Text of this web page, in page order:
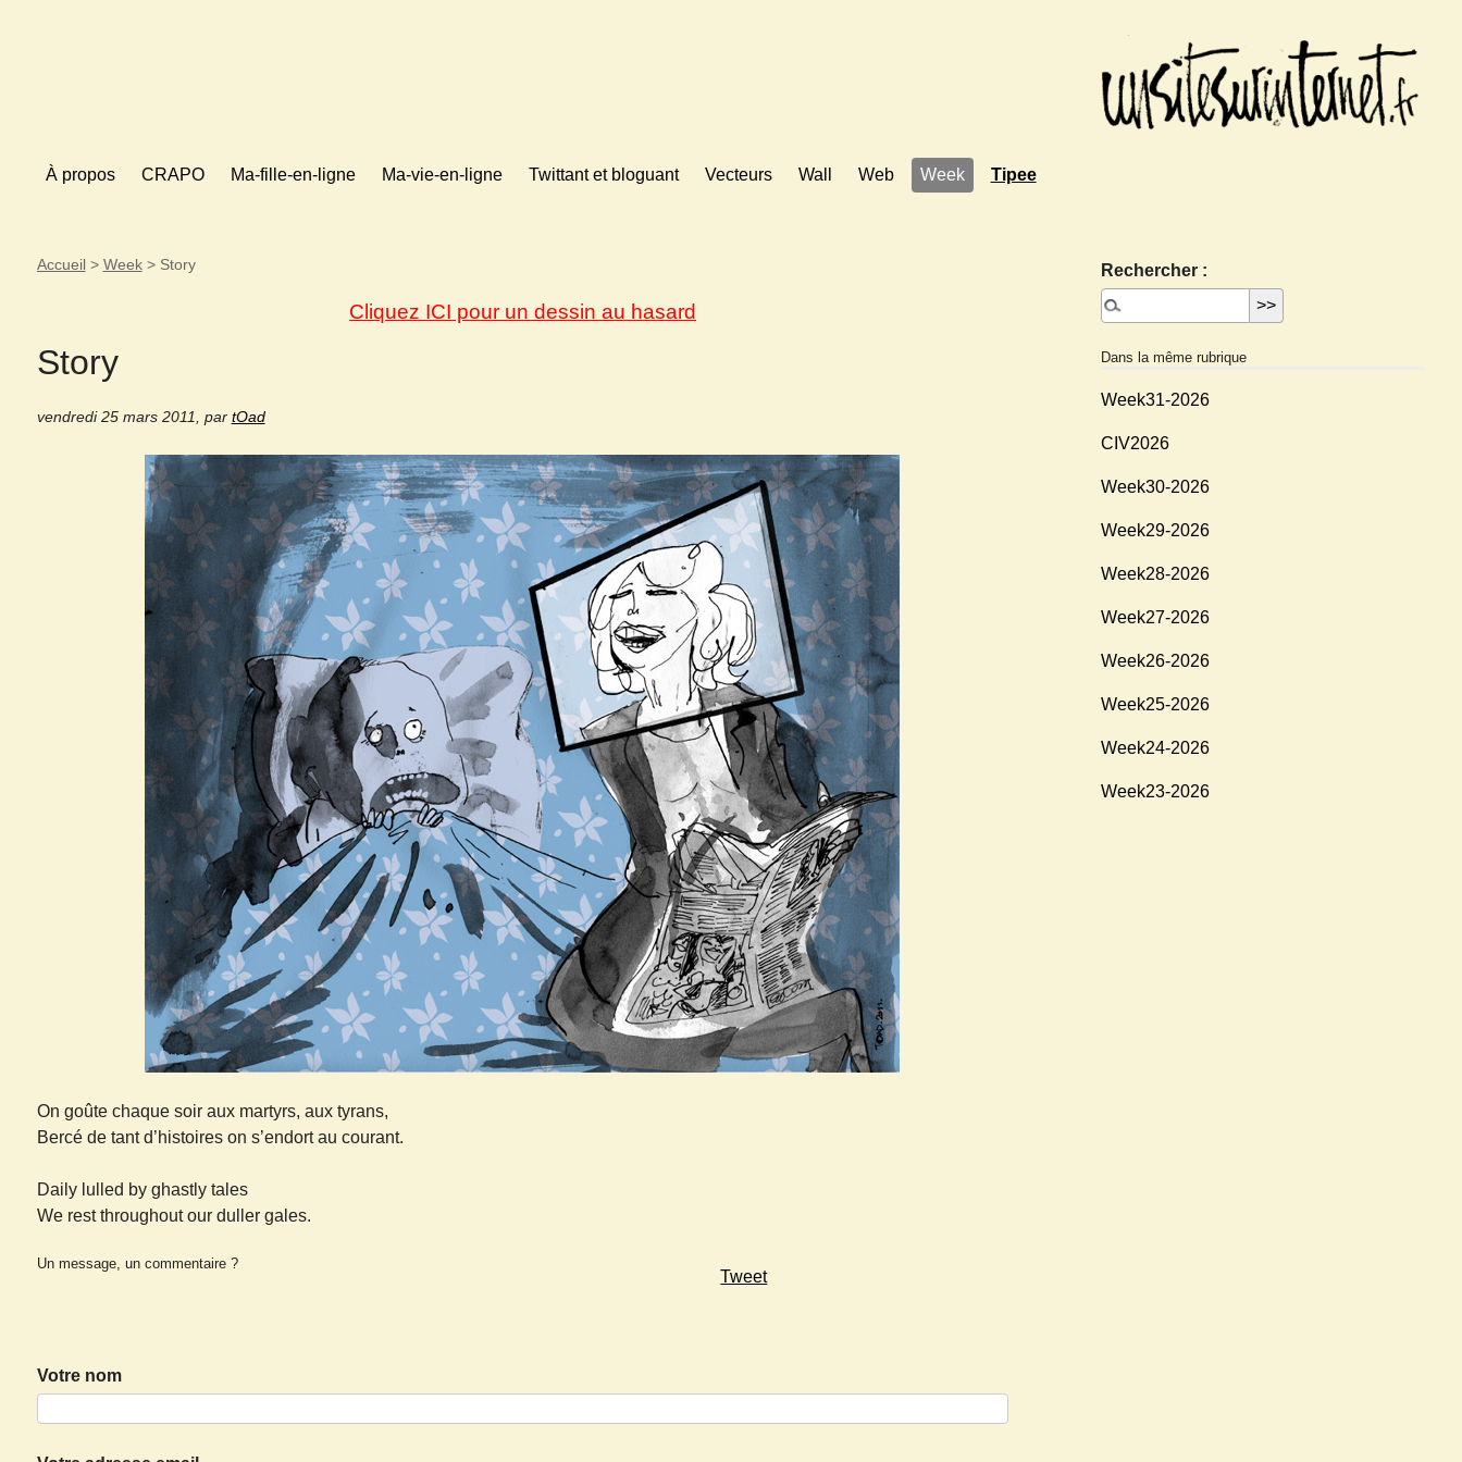
À propos CRAPO Ma-fille-en-ligne Ma-vie-en-ligne Twittant et bloguant Vecteurs Wall Web Week Tipee
Accueil> Week> Story
Cliquez ICI pour un dessin au hasard
Story
vendredi 25 mars 2011 par tOad
On goûte chaque soir aux martyrs, aux tyrans,
Bercé de tant d’histoires on s’endort au courant.
Daily lulled by ghastly tales
We rest throughout our duller gales.
Tweet
Un message, un commentaire ?
Votre nom
Rechercher :
Dans la même rubrique
Week31-2026
CIV2026
Week30-2026
Week29-2026
Week28-2026
Week27-2026
Week26-2026
Week25-2026
Week24-2026
Week23-2026